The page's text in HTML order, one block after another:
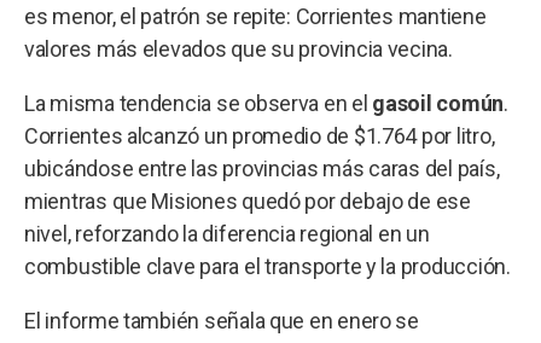
es menor, el patrón se repite: Corrientes mantiene
valores más elevados que su provincia vecina.
La misma tendencia se observa en el gasoil común.
Corrientes alcanzó un promedio de $1.764 por litro,
ubicándose entre las provincias más caras del país,
mientras que Misiones quedó por debajo de ese
nivel, reforzando la diferencia regional en un
combustible clave para el transporte y la producción.
El informe también señala que en enero se